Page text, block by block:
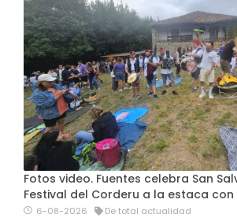
Fotos video. Fuentes celebra San
Festival del Corderu a la estaca con
6-08-2026 De total actualidad